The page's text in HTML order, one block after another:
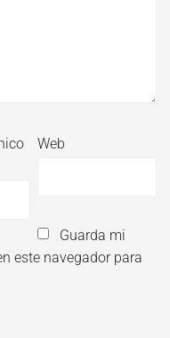
Web
Guarda mi
este navegador para